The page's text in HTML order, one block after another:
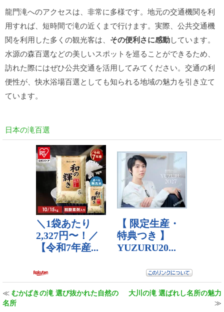
龍門滝へのアクセスは、非常に多様です。地元の交通機関を利
用すれば、短時間で滝の近くまで行けます。実際、公共交通機
関を利用した多くの観光客は、 その便利さに感動しています。
水源の森百選などの美しいスポットを巡ることができるため、
訪れた際にはぜひ公共交通を活用してみてください。交通の利
便性が、快水浴場百選としても知られる地域の魅力を引き立て
ています。
日本の滝百選
≪ むかばきの滝 選び抜かれた自然の
名所
大川の滝 選ばれし名所の魅力
≫